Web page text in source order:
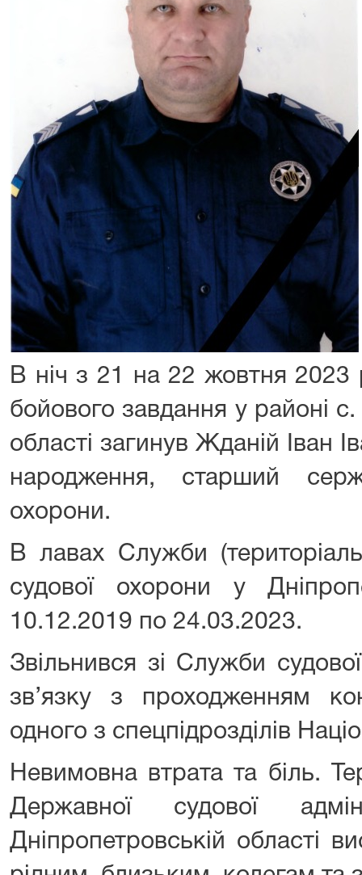
В ніч з 21 на 22 жовтня 2023
бойового завдання у районі
області загинув Жданій Іван
народження, старший
охорони.
В лавах Служби
судової охорони у
10.12.2019 по 24.03.2023.
Звільнився зі Служби
зв’язку з проходженням
одного з спецпідрозділів
Невимовна втрата та біль.
Державної судової
Дніпропетровській області